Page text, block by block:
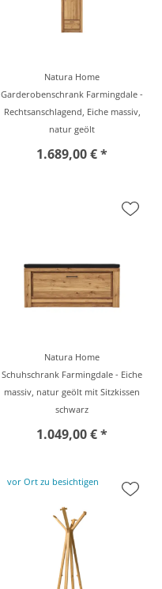
Natura Home
Garderobenschrank Farmingdale -
Rechtsanschlagend, Eiche massiv,
natur geölt
1.689,00 € *
Natura Home
Schuhschrank Farmingdale - Eiche
massiv, natur geölt mit Sitzkissen
schwarz
1.049,00 € *
vor Ort zu besichtigen